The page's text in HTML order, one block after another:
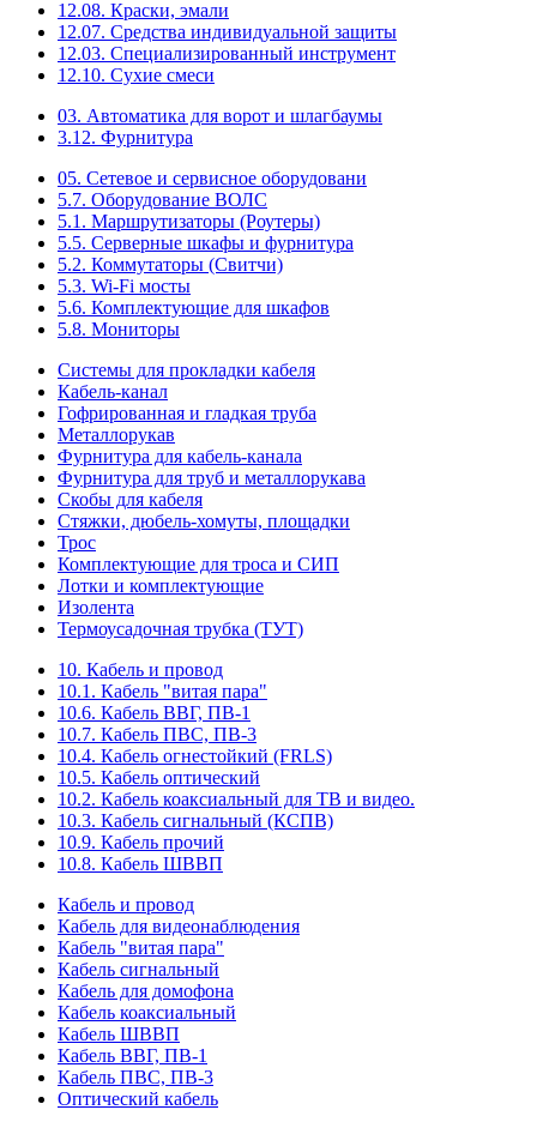
12.08. Краски, эмали
12.07. Средства индивидуальной защиты
12.03. Специализированный инструмент
12.10. Сухие смеси
03. Автоматика для ворот и шлагбаумы
3.12. Фурнитура
05. Сетевое и сервисное оборудовани
5.7. Оборудование ВОЛС
5.1. Маршрутизаторы (Роутеры)
5.5. Серверные шкафы и фурнитура
5.2. Коммутаторы (Свитчи)
5.3. Wi-Fi мосты
5.6. Комплектующие для шкафов
5.8. Мониторы
Системы для прокладки кабеля
Кабель-канал
Гофрированная и гладкая труба
Металлорукав
Фурнитура для кабель-канала
Фурнитура для труб и металлорукава
Скобы для кабеля
Стяжки, дюбель-хомуты, площадки
Трос
Комплектующие для троса и СИП
Лотки и комплектующие
Изолента
Термоусадочная трубка (ТУТ)
10. Кабель и провод
10.1. Кабель "витая пара"
10.6. Кабель ВВГ, ПВ-1
10.7. Кабель ПВС, ПВ-3
10.4. Кабель огнестойкий (FRLS)
10.5. Кабель оптический
10.2. Кабель коаксиальный для ТВ и видео.
10.3. Кабель сигнальный (КСПВ)
10.9. Кабель прочий
10.8. Кабель ШВВП
Кабель и провод
Кабель для видеонаблюдения
Кабель "витая пара"
Кабель сигнальный
Кабель для домофона
Кабель коаксиальный
Кабель ШВВП
Кабель ВВГ, ПВ-1
Кабель ПВС, ПВ-3
Оптический кабель